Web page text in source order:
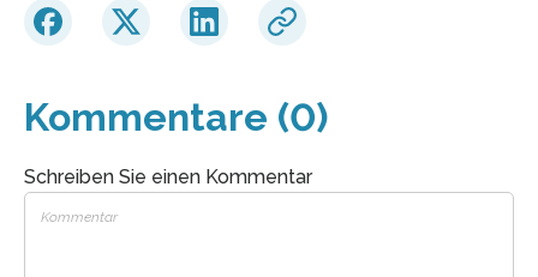
Kommentare (0)
Schreiben Sie einen Kommentar